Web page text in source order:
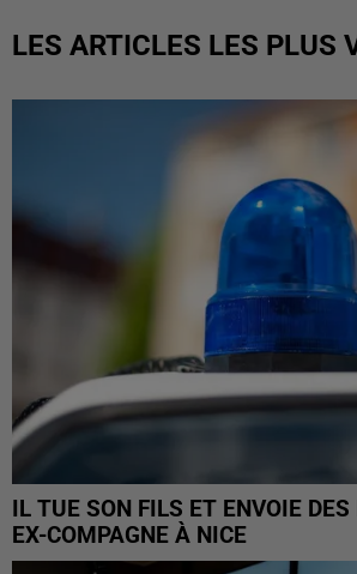
LES ARTICLES LES PLUS
IL TUE SON FILS ET ENVOIE
EX-COMPAGNE À NICE